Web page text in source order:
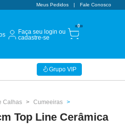
Meus Pedidos Fale Conosco
Faça seu login ou
cadastre-se
0
Grupo VIP
Calhas Cumeeiras
Top Line Cerâmica